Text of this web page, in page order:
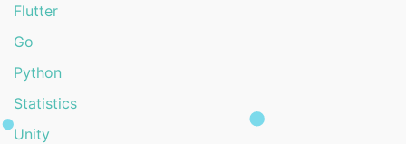
Flutter
Go
Python
Statistics
Unity